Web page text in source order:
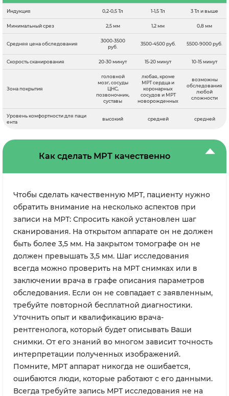
Индукция 0,2-0,5 Тл 1-1,5 Тл 3 Тл и выше
Минимальный срез 2,5 мм 1,2 мм 0,8 мм
Средняя цена обследования
3000-3500
руб.
3500-4500 руб. 5500-9000 руб.
Скорость сканирования 20-30 минут 15-20 минут 10-15 минут
Зона покрытия
головной
мозг, сосуды
ЦНС,
позвоночник,
суставы
любая, кроме
МРТ сердца и
коронарных
сосудов и МРТ
новорожденных
возможны
обследования
любой
сложности
Уровень комфортности для паци
ента
высокий средней средней
Как сделать МРТ качественно
Чтобы сделать качественную МРТ, пациенту нужно
обратить внимание на несколько аспектов при
записи на МРТ: Спросить какой установлен шаг
сканирования. На открытом аппарате он не должен
быть более 3,5 мм. На закрытом томографе он не
должен превышать 3,5 мм. Шаг исследования
всегда можно проверить на МРТ снимках или в
заключении врача в графе описания параметров
обследования. Если он не совпадает с заявленным,
требуйте повторной бесплатной диагностики.
Уточнить опыт и квалификацию врача-
рентгенолога, который будет описывать Ваши
снимки. От его знаний во многом зависит точность
интерпретации полученных изображений.
Помните, МРТ аппарат никогда не ошибается,
ошибаются люди, которые работают с его данными.
Всегда требуйте запись МРТ исследования не на